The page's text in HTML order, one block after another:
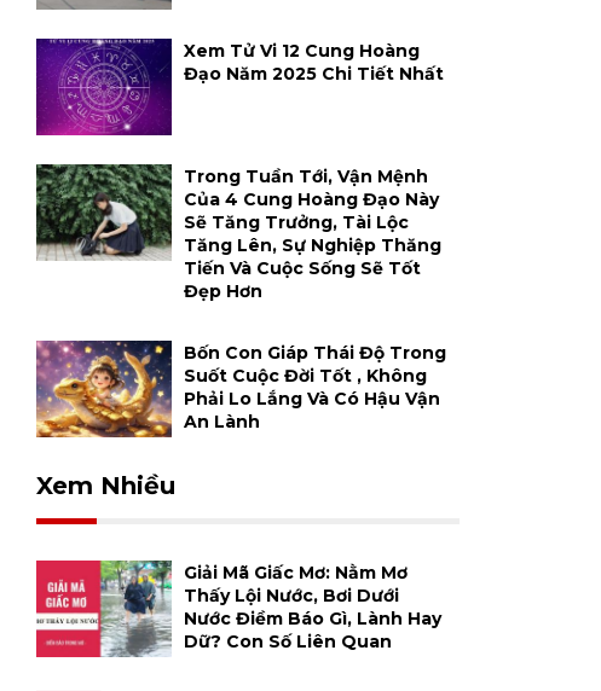
Xem Tử Vi 12 Cung Hoàng
Đạo Năm 2025 Chi Tiết Nhất
Trong Tuần Tới, Vận Mệnh
Của 4 Cung Hoàng Đạo Này
Sẽ Tăng Trưởng, Tài Lộc
Tăng Lên, Sự Nghiệp Thăng
Tiến Và Cuộc Sống Sẽ Tốt
Đẹp Hơn
Bốn Con Giáp Thái Độ Trong
Suốt Cuộc Đời Tốt , Không
Phải Lo Lắng Và Có Hậu Vận
An Lành
Xem Nhiều
Giải Mã Giấc Mơ: Nằm Mơ
Thấy Lội Nước, Bơi Dưới
Nước Điềm Báo Gì, Lành Hay
Dữ? Con Số Liên Quan